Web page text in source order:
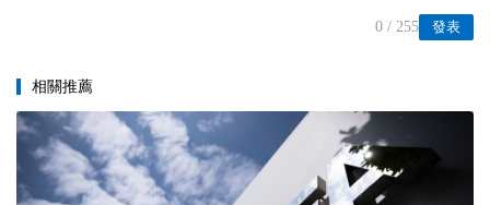
發表
0 / 255
相關推薦